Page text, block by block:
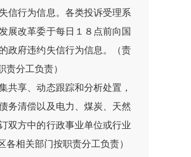
信行为信息。各类投诉受理系
展改革委于每日１８点前向国
政府违约失信行为信息。（责
分工负责）
共享、动态跟踪和分析处置，
务清偿以及电力、煤炭、天然
双方中的行政事业单位或行业
相关部门按职责分工负责）